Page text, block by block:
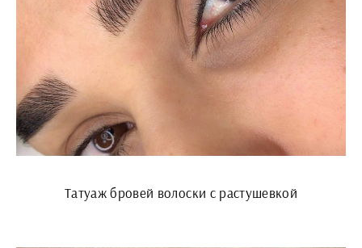
Татуаж бровей волоски с растушевкой